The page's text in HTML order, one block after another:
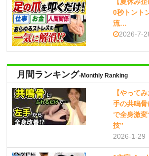
【夏休み
0秒トント
流…
2026-7-
月間ランキング-Monthly Ranking
【やって
手の共鳴
で全身激
技”
2026-1-29